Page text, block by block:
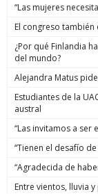
“Las mujeres
El congreso
¿Por qué Finlandia
del mundo?
Alejandra Matus
Estudiantes de la
austral
“Las invitamos a ser
“Tienen el desafío
“Agradecida de
Entre vientos, lluvia